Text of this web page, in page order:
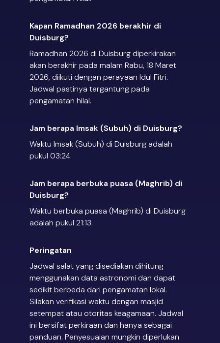
Kapan Ramadhan 2026 berakhir di
Duisburg?
Ramadhan 2026 di Duisburg diperkirakan
akan berakhir pada malam Rabu, 18 Maret
2026, diikuti dengan perayaan Idul Fitri.
Jadwal pastinya tergantung pada
pengamatan hilal.
Jam berapa Imsak (Subuh) di Duisburg?
Waktu Imsak (Subuh) di Duisburg adalah
pukul 03:24.
Jam berapa berbuka puasa (Maghrib) di
Duisburg?
Waktu berbuka puasa (Maghrib) di Duisburg
adalah pukul 21:13.
Peringatan
Jadwal salat yang disediakan dihitung
menggunakan data astronomi dan dapat
sedikit berbeda dari pengamatan lokal.
Silakan verifikasi waktu dengan masjid
setempat atau otoritas keagamaan. Jadwal
ini bersifat perkiraan dan hanya sebagai
panduan. Penyesuaian mungkin diperlukan